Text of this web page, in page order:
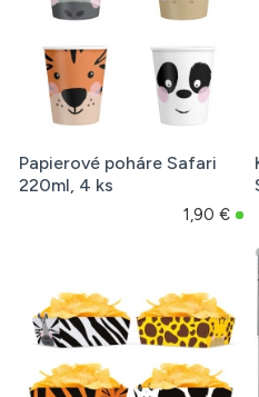
Papierové poháre Safari
220ml, 4 ks
1,90 €